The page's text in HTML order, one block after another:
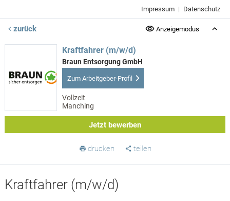
Impressum | Datenschutz
zurück Anzeigemodus
Kraftfahrer (m/w/d)
Braun Entsorgung GmbH
Zum Arbeitgeber-Profil
Vollzeit
Manching
Jetzt bewerben
drucken teilen
Kraftfahrer (m/w/d)